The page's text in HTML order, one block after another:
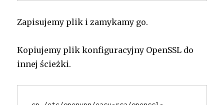
Zapisujemy plik i zamykamy go.
Kopiujemy plik konfiguracyjny OpenSSL do
innej ścieżki.